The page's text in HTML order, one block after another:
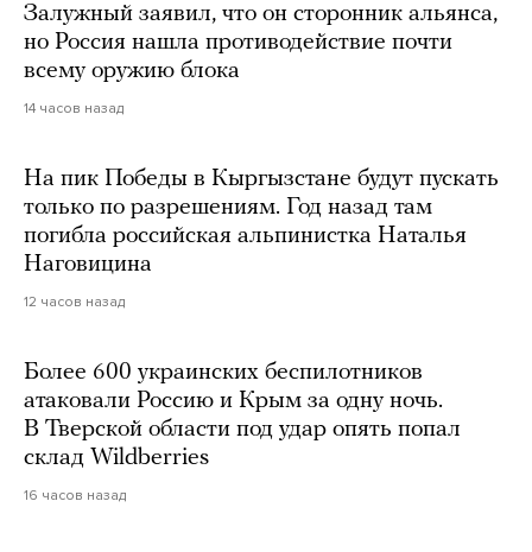
Залужный заявил, что он сторонник альянса,
но Россия нашла противодействие почти
всему оружию блока
14 часов назад
На пик Победы в Кыргызстане будут пускать
только по разрешениям. Год назад там
погибла российская альпинистка Наталья
Наговицина
12 часов назад
Более 600 украинских беспилотников
атаковали Россию и Крым за одну ночь.
В Тверской области под удар опять попал
склад Wildberries
16 часов назад